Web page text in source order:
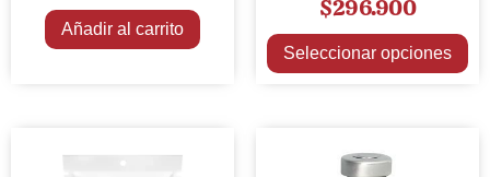
Añadir al carrito
$296.900
Seleccionar opciones